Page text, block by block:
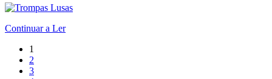
Continuar a Ler
1
2
3